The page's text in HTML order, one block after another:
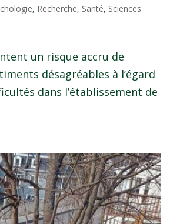
, Recherche, Santé, Sciences
un risque accru de
désagréables à l’égard
dans l’établissement de